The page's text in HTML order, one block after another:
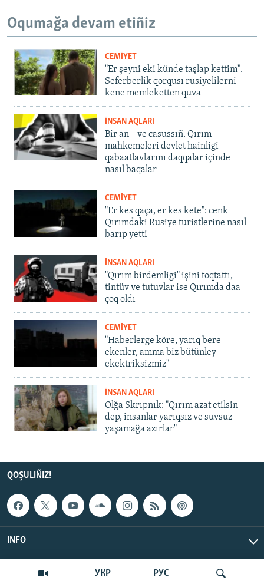
УКР РУС
Oqumağa devam etiñiz
CEMİYET
"Er şeyni eki künde taşlap kettim".
Seferberlik qorqusı rusiyelilerni
kene memleketten quva
İNSAN AQLARI
Bir an – ve casussıñ. Qırım
mahkemeleri devlet hainligi
qabaatlavlarını daqqalar içinde
nasıl baqalar
CEMİYET
"Er kes qaça, er kes kete": cenk
Qırımdaki Rusiye turistlerine nasıl
barıp yetti
İNSAN AQLARI
"Qırım birdemligi" işini toqtattı,
tintüv ve tutuvlar ise Qırımda daa
çoq oldı
CEMİYET
"Haberlerge köre, yarıq bere
ekenler, amma biz bütünley
ekektriksizmiz"
İNSAN AQLARI
Olğa Skrıpnık: "Qırım azat etilsin
dep, insanlar yarıqsız ve suvsuz
yaşamağa azırlar"
QOŞULIÑIZ!
INFO
© Qırım.Aqiqat, 2026 | All Rights Reserved.